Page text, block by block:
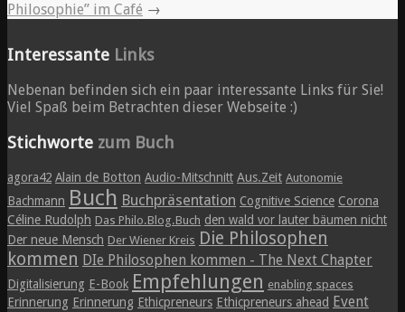
Philosophie” im Café →
Interessante Links
Nebenan befinden sich ein paar interessante Links für Sie!
Viel Spaß beim Betrachten dieser Webseite :)
Stichworte zum Buch
agora42 Alain de Botton Audio-Mitschnitt Aus.Zeit Autonomie
Bachmann Buch Buchpräsentation Cognitive Science Corona
Céline Rudolph Das Philo.Blog.Buch den wald vor lauter bäumen nicht
Der neue Mensch Der Wiener Kreis Die Philosophen
kommen DIe Philosophen kommen - The Next Chapter
Digitalisierung E-Book Empfehlungen enabling spaces
Erinnerung Erinnerung Ethicpreneurs Ethicpreneurs ahead Event